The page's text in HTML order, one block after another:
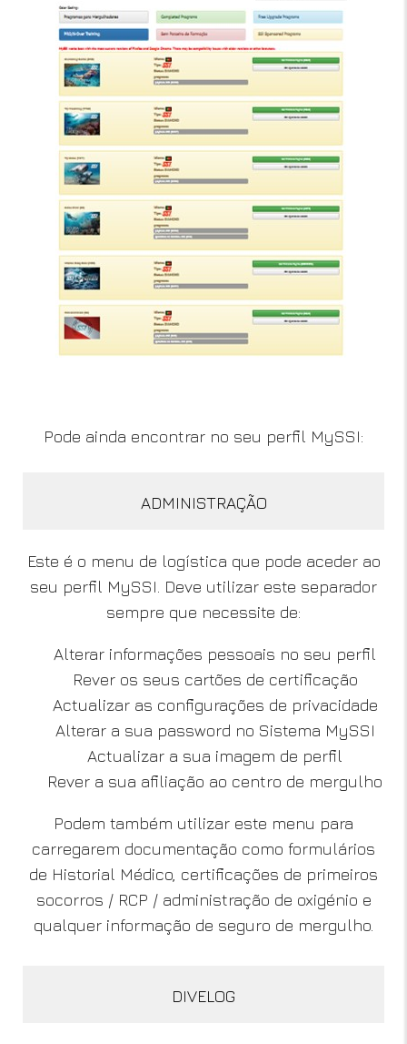
Pode ainda encontrar no seu perfil MySSI:
ADMINISTRAÇÃO
Este é o menu de logística que pode aceder ao
seu perfil MySSI. Deve utilizar este separador
sempre que necessite de:
Alterar informações pessoais no seu perfil
Rever os seus cartões de certificação
Actualizar as configurações de privacidade
Alterar a sua password no Sistema MySSI
Actualizar a sua imagem de perfil
Rever a sua afiliação ao centro de mergulho
Podem também utilizar este menu para
carregarem documentação como formulários
de Historial Médico, certificações de primeiros
socorros / RCP / administração de oxigénio e
qualquer informação de seguro de mergulho.
DIVELOG